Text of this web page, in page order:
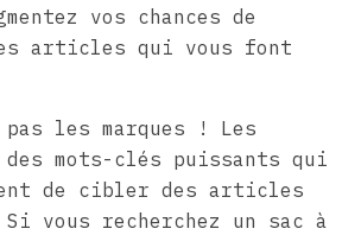
vos chances de
articles qui vous font
les marques ! Les
des mots-clés puissants qui
de cibler des articles
vous recherchez un sac à